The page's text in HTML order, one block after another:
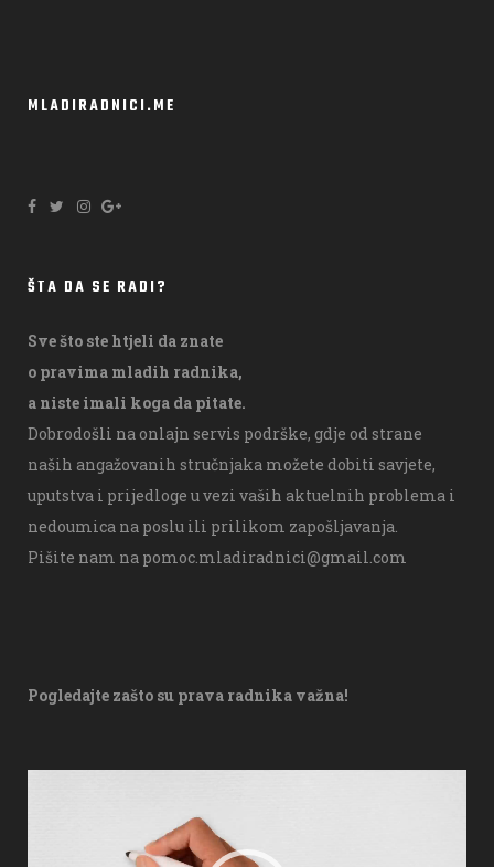
MLADIRADNICI.ME
ŠTA DA SE RADI?
Sve što ste htjeli da znate
o pravima mladih radnika,
a niste imali koga da pitate.
Dobrodošli na onlajn servis podrške, gdje od strane
naših angažovanih stručnjaka možete dobiti savjete,
uputstva i prijedloge u vezi vaših aktuelnih problema i
nedoumica na poslu ili prilikom zapošljavanja.
Pišite nam na pomoc.mladiradnici@gmail.com
Pogledajte zašto su prava radnika važna!